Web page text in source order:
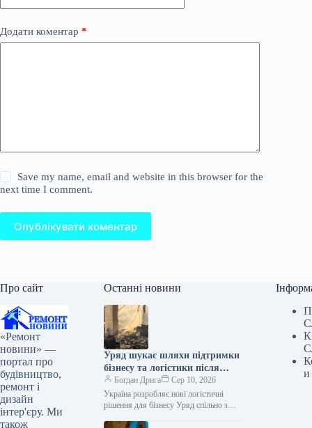
Додати коментар *
Save my name, email and website in this browser for the
next time I comment.
Опублікувати коментар
Про сайт
«Ремонт
новини» —
портал про
будівництво,
ремонт і
дизайн
інтер'єру. Ми
також
Останні новини
Уряд шукає шляхи підтримки
бізнесу та логістики після
атак на склади
Богдан Дрига
Сер 10, 2026
Україна розробляє нові логістичні
рішення для бізнесу Уряд спільно з
и